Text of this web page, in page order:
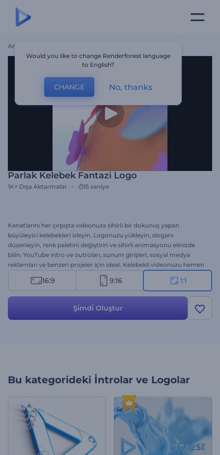
Ana Sayfa
Parlak Kelebek Fantazi Logo
1K+ Dışa Aktarmalar 15 saniye
Kanatlarını her çırpışta videonuza sihirli bir dokunuş yapan
büyüleyici kelebekleri izleyin. Logonuzu yükleyin, sloganı
düzenleyin, renk paletini değiştirin ve sihirli animasyonu elinizde
bilin. YouTube intro ve outroları, sunum girişleri, sosyal medya
reklamları ve benzeri projeler için ideal. Kelebekli videonuzu hemen
16:9 9:16 1:1
Şi̇mdi̇ Oluştur
Bu kategorideki İntrolar ve Logolar
Would you like to change Renderforest language
to English?
CHANGE No, thanks